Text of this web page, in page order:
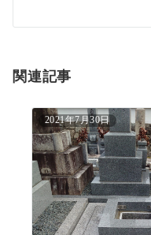
シ
ン
関連記事
2021年7月30日